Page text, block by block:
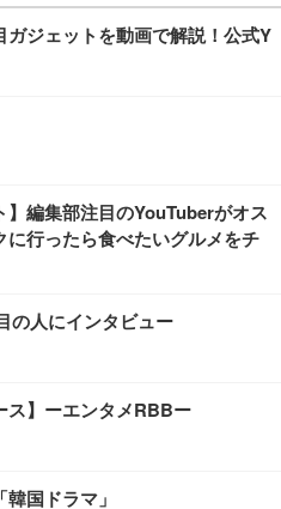
ガジェットを動画で解説！公式Y
】編集部注目のYouTuberがオス
に行ったら食べたいグルメをチ
の人にインタビュー
ス】ーエンタメRBBー
国ドラマ」